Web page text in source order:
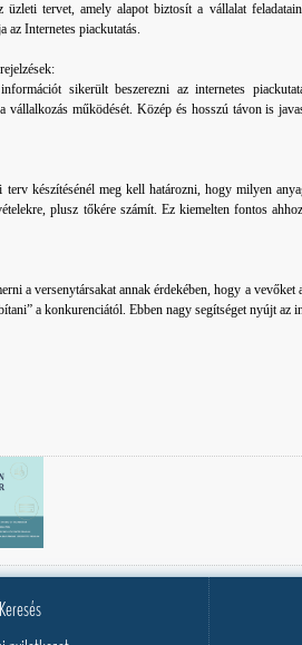
üzleti tervet, amely alapot biztosít a vállalat
az Internetes piackutatás.
sikerült beszerezni az internetes
vállalkozás működését. Közép és hosszú távon is
terv készítésénél meg kell határozni, hogy milyen
plusz tőkére számít. Ez kiemelten fontos
a versenytársakat annak érdekében, hogy a
a konkurenciától. Ebben nagy segítséget nyújt az